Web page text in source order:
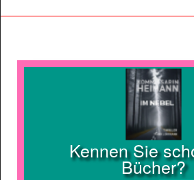
Kennen Sie
Bücher?